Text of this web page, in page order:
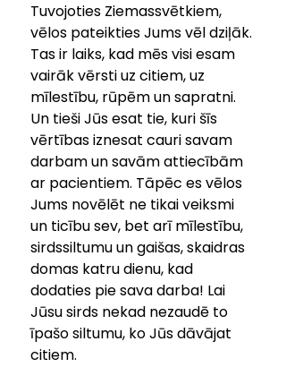
Tuvojoties Ziemassvētkiem,
vēlos pateikties Jums vēl dziļāk.
Tas ir laiks, kad mēs visi esam
vairāk vērsti uz citiem, uz
mīlestību, rūpēm un sapratni.
Un tieši Jūs esat tie, kuri šīs
vērtības iznesat cauri savam
darbam un savām attiecībām
ar pacientiem. Tāpēc es vēlos
Jums novēlēt ne tikai veiksmi
un ticību sev, bet arī mīlestību,
sirdssiltumu un gaišas, skaidras
domas katru dienu, kad
dodaties pie sava darba! Lai
Jūsu sirds nekad nezaudē to
īpašo siltumu, ko Jūs dāvājat
citiem.